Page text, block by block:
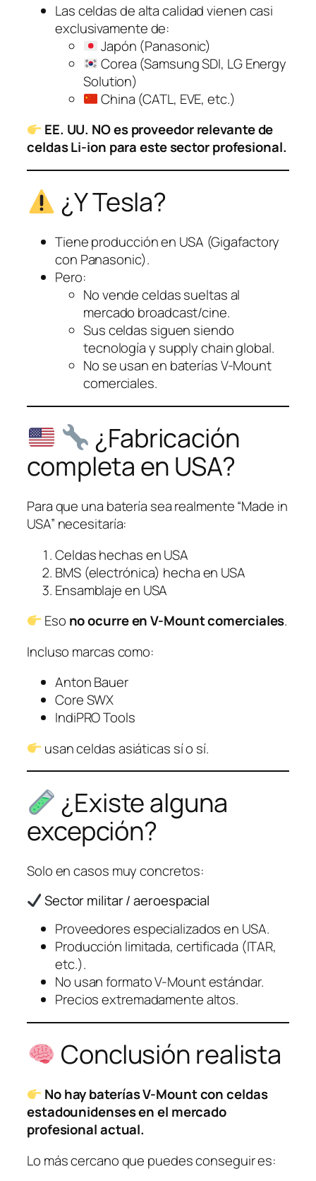
Las celdas de alta calidad vienen casi
exclusivamente de:
Japón (Panasonic)
Corea (Samsung SDI, LG Energy
Solution)
China (CATL, EVE, etc.)
EE. UU. NO es proveedor relevante de
celdas Li-ion para este sector profesional.
¿Y Tesla?
Tiene producción en USA (Gigafactory
con Panasonic).
Pero:
No vende celdas sueltas al
mercado broadcast/cine.
Sus celdas siguen siendo
tecnología y supply chain global.
No se usan en baterías V-Mount
comerciales.
¿Fabricación
completa en USA?
Para que una batería sea realmente “Made in
USA” necesitaría:
Celdas hechas en USA
BMS (electrónica) hecha en USA
Ensamblaje en USA
Eso no ocurre en V-Mount comerciales.
Incluso marcas como:
Anton Bauer
Core SWX
IndiPRO Tools
usan celdas asiáticas sí o sí.
¿Existe alguna
excepción?
Solo en casos muy concretos:
Sector militar / aeroespacial
Proveedores especializados en USA.
Producción limitada, certificada (ITAR,
etc.).
No usan formato V-Mount estándar.
Precios extremadamente altos.
Conclusión realista
No hay baterías V-Mount con celdas
estadounidenses en el mercado
profesional actual.
Lo más cercano que puedes conseguir es: